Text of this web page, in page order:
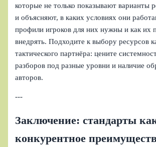
которые не только показывают варианты
и объясняют, в каких условиях они
профили игроков для них нужны и как их
внедрять. Подходите к выбору ресурсов
тактического партнёра: цените
разборов под разные уровни и наличие
авторов.
---
Заключение: стандарты
конкурентное